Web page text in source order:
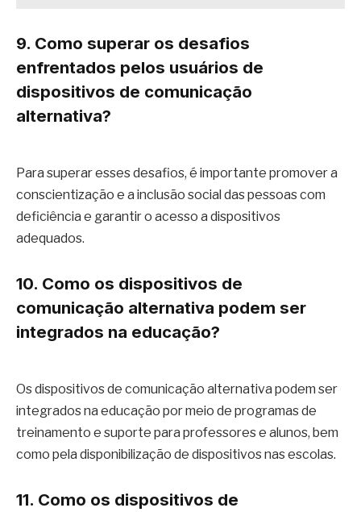
9. Como superar os desafios
enfrentados pelos usuários de
dispositivos de comunicação
alternativa?
Para superar esses desafios, é importante promover a
conscientização e a inclusão social das pessoas com
deficiência e garantir o acesso a dispositivos
adequados.
10. Como os dispositivos de
comunicação alternativa podem ser
integrados na educação?
Os dispositivos de comunicação alternativa podem ser
integrados na educação por meio de programas de
treinamento e suporte para professores e alunos, bem
como pela disponibilização de dispositivos nas escolas.
11. Como os dispositivos de